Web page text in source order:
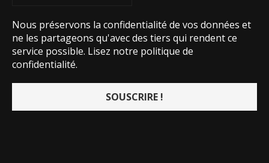
Nous préservons la confidentialité de vos données et
ne les partageons qu'avec des tiers qui rendent ce
service possible. Lisez notre politique de
confidentialité.